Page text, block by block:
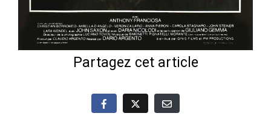
Partagez cet article